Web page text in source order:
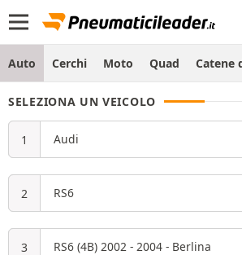
Auto Cerchi Moto Quad Catene
SELEZIONA UN VEICOLO